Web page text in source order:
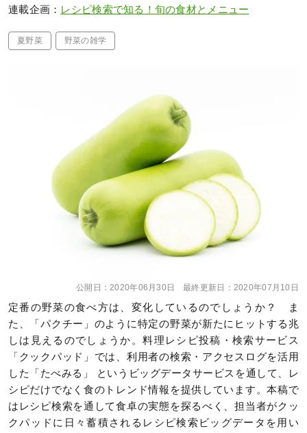
連載企画： レシピ検索で知る！旬の食材とメニュー
夏野菜 野菜の雑学
公開日：2020年06月30日 最終更新日： 2020年07月10日
定番の野菜の食べ方は、変化しているのでしょうか？ ま
た、「パクチー」のように特定の野菜が新たにヒットする兆
しは見えるのでしょうか。料理レシピ投稿・検索サービス
「クックパッド」では、利⽤者の検索・アクセスログを活⽤
した「たべみる」 というビッグデータサービスを通して、レ
シピだけでなく食のトレンド情報を提供しています。本稿で
はレシピ検索を通して⾷卓の実態を探るべく、担当者がクッ
クパッドに⽇々蓄積されるレシピ検索ビッグデータを⽤い